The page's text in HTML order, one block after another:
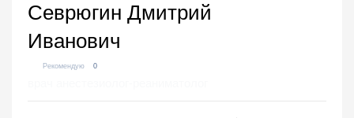
Севрюгин Дмитрий
Иванович
Рекомендую 0